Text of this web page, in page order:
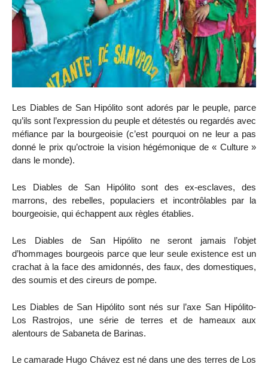
Les Diables de San Hipólito sont adorés par le peuple, parce
qu’ils sont l’expression du peuple et détestés ou regardés avec
méfiance par la bourgeoisie (c’est pourquoi on ne leur a pas
donné le prix qu’octroie la vision hégémonique de « Culture »
dans le monde).
Les Diables de San Hipólito sont des ex-esclaves, des
marrons, des rebelles, populaciers et incontrôlables par la
bourgeoisie, qui échappent aux règles établies.
Les Diables de San Hipólito ne seront jamais l’objet
d’hommages bourgeois parce que leur seule existence est un
crachat à la face des amidonnés, des faux, des domestiques,
des soumis et des cireurs de pompe.
Les Diables de San Hipólito sont nés sur l’axe San Hipólito-
Los Rastrojos, une série de terres et de hameaux aux
alentours de Sabaneta de Barinas.
Le camarade Hugo Chávez est né dans une des terres de Los